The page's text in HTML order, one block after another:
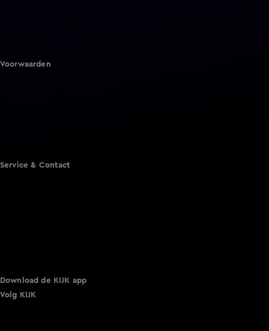
Voorwaarden
Service & Contact
Download de KIJK app
Volg KIJK